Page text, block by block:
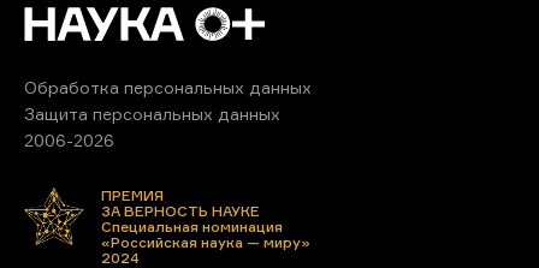
Обработка персональных данных
Защита персональных данных
2006-2026
ПРЕМИЯ
ЗА ВЕРНОСТЬ НАУКЕ
Специальная номинация
«Российская наука — миру»
2024